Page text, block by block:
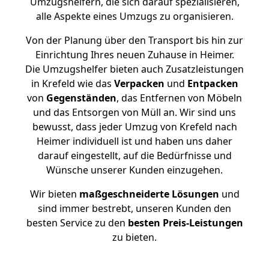
alle Aspekte eines Umzugs zu organisieren.
Von der Planung über den Transport bis hin zur
Einrichtung Ihres neuen Zuhause in Heimer.
Die Umzugshelfer bieten auch Zusatzleistungen
in Krefeld wie das Verpacken und Entpacken
von Gegenständen, das Entfernen von Möbeln
und das Entsorgen von Müll an. Wir sind uns
bewusst, dass jeder Umzug von Krefeld nach
Heimer individuell ist und haben uns daher
darauf eingestellt, auf die Bedürfnisse und
Wünsche unserer Kunden einzugehen.
Wir bieten maßgeschneiderte Lösungen und
sind immer bestrebt, unseren Kunden den
besten Service zu den besten Preis-Leistungen
zu bieten.